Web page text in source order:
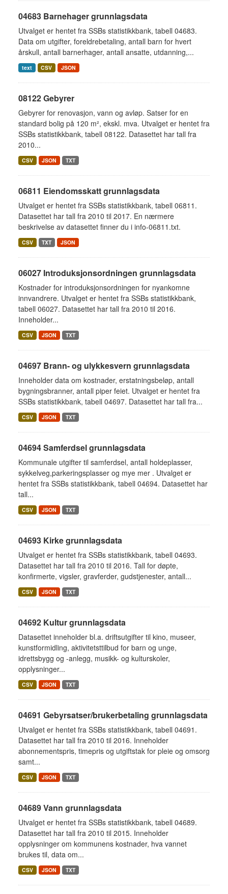
04683 Barnehager grunnlagsdata
Utvalget er hentet fra SSBs statistikkbank, tabell 04683.
Data om utgifter, foreldrebetaling, antall barn for hvert
årskull, antall barnerhager, antall ansatte, utdanning,...
text CSV JSON
08122 Gebyrer
Gebyrer for renovasjon, vann og avløp. Satser for en
standard bolig på 120 m², ekskl. mva. Utvalget er hentet fra
SSBs statistikkbank, tabell 08122. Datasettet har tall fra
2010...
CSV JSON TXT
06811 Eiendomsskatt grunnlagsdata
Utvalget er hentet fra SSBs statistikkbank, tabell 06811.
Datasettet har tall fra 2010 til 2017. En nærmere
beskrivelse av datasettet finner du i info-06811.txt.
CSV TXT JSON
06027 Introduksjonsordningen grunnlagsdata
Kostnader for introduksjonsordningen for nyankomne
innvandrere. Utvalget er hentet fra SSBs statistikkbank,
tabell 06027. Datasettet har tall fra 2010 til 2016.
Inneholder...
CSV JSON TXT
04697 Brann- og ulykkesvern grunnlagsdata
Inneholder data om kostnader, erstatningsbeløp, antall
bygningsbranner, antall piper feiet. Utvalget er hentet fra
SSBs statistikkbank, tabell 04697. Datasettet har tall fra...
CSV JSON TXT
04694 Samferdsel grunnlagsdata
Kommunale utgifter til samferdsel, antall holdeplasser,
sykkelveg,parkeringsplasser og mye mer . Utvalget er
hentet fra SSBs statistikkbank, tabell 04694. Datasettet har
tall...
CSV JSON TXT
04693 Kirke grunnlagsdata
Utvalget er hentet fra SSBs statistikkbank, tabell 04693.
Datasettet har tall fra 2010 til 2016. Tall for døpte,
konfirmerte, vigsler, gravferder, gudstjenester, antall...
CSV JSON TXT
04692 Kultur grunnlagsdata
Datasettet inneholder bl.a. driftsutgifter til kino, museer,
kunstformidling, aktivitetsttilbud for barn og unge,
idrettsbygg og -anlegg, musikk- og kulturskoler,
opplysninger...
CSV JSON TXT
04691 Gebyrsatser/brukerbetaling grunnlagsdata
Utvalget er hentet fra SSBs statistikkbank, tabell 04691.
Datasettet har tall fra 2010 til 2016. Inneholder
abonnementspris, timepris og utgiftstak for pleie og omsorg
samt...
CSV JSON TXT
04689 Vann grunnlagsdata
Utvalget er hentet fra SSBs statistikkbank, tabell 04689.
Datasettet har tall fra 2010 til 2015. Inneholder
opplysninger om kommunens kostnader, hva vannet
brukes til, data om...
CSV JSON TXT